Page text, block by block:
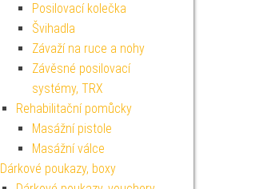
Posilovací kolečka
Švihadla
Závaží na ruce a nohy
Závěsné posilovací
systémy, TRX
Rehabilitační pomůcky
Masážní pistole
Masážní válce
Dárkové poukazy, boxy